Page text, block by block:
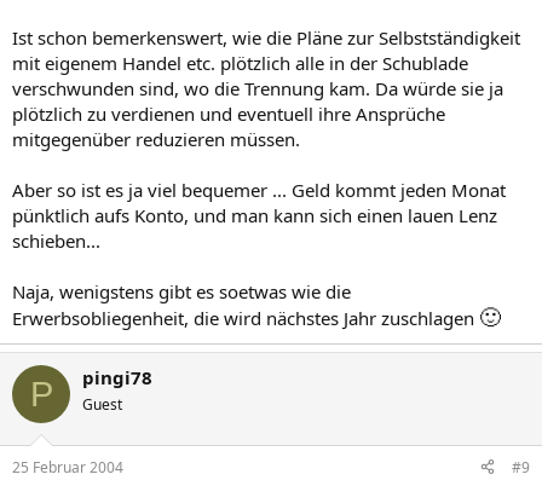
Ist schon bemerkenswert, wie die Pläne zur Selbstständigkeit
mit eigenem Handel etc. plötzlich alle in der Schublade
verschwunden sind, wo die Trennung kam. Da würde sie ja
plötzlich zu verdienen und eventuell ihre Ansprüche
mitgegenüber reduzieren müssen.
Aber so ist es ja viel bequemer ... Geld kommt jeden Monat
pünktlich aufs Konto, und man kann sich einen lauen Lenz
schieben...
Naja, wenigstens gibt es soetwas wie die
Erwerbsobliegenheit, die wird nächstes Jahr zuschlagen 🙂
P pingi78
Guest
25 Februar 2004 #9